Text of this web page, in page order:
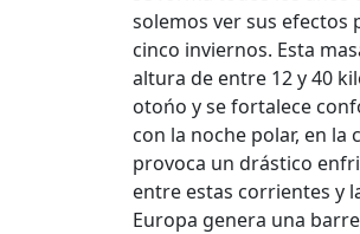
solemos ver sus efectos
cinco inviernos. Esta
altura de entre 12 y 40
otońo y se fortalece
con la noche polar, en la
provoca un drástico
entre estas corrientes y
Europa genera una